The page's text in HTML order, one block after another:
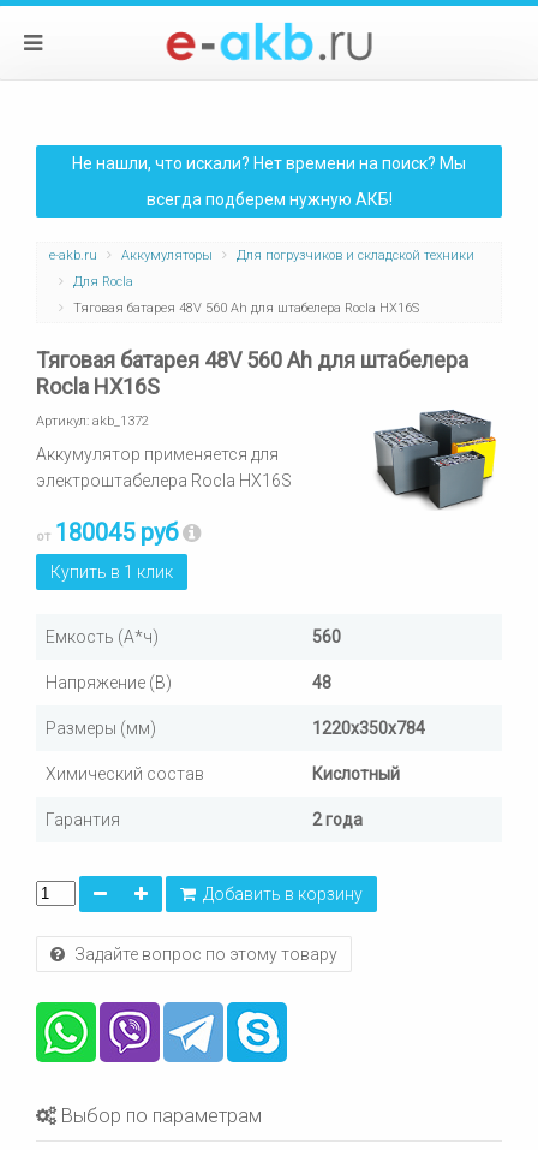
Не нашли, что искали? Нет времени на поиск? Мы
всегда подберем нужную АКБ!
e-akb.ru Аккумуляторы
Для погрузчиков и складской техники
Для Rocla
Тяговая батарея 48V 560 Ah для штабелера Rocla HX16S
Тяговая батарея 48V 560 Ah для штабелера
Rocla HX16S
Артикул: akb_1372
Аккумулятор применяется для
электроштабелера Rocla HX16S
от 180045 руб
Купить в 1 клик
Емкость (А*ч) 560
Напряжение (В) 48
Размеры (мм) 1220х350х784
Химический состав Кислотный
Гарантия 2 года
Добавить в корзину
Задайте вопрос по этому товару
Выбор по параметрам